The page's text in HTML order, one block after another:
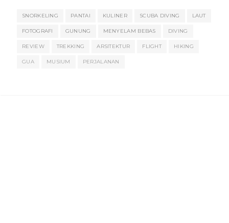
SNORKELING PANTAI KULINER SCUBA DIVING LAUT
FOTOGRAFI GUNUNG MENYELAM BEBAS DIVING
REVIEW TREKKING ARSITEKTUR FLIGHT HIKING
GUA MUSIUM PERJALANAN